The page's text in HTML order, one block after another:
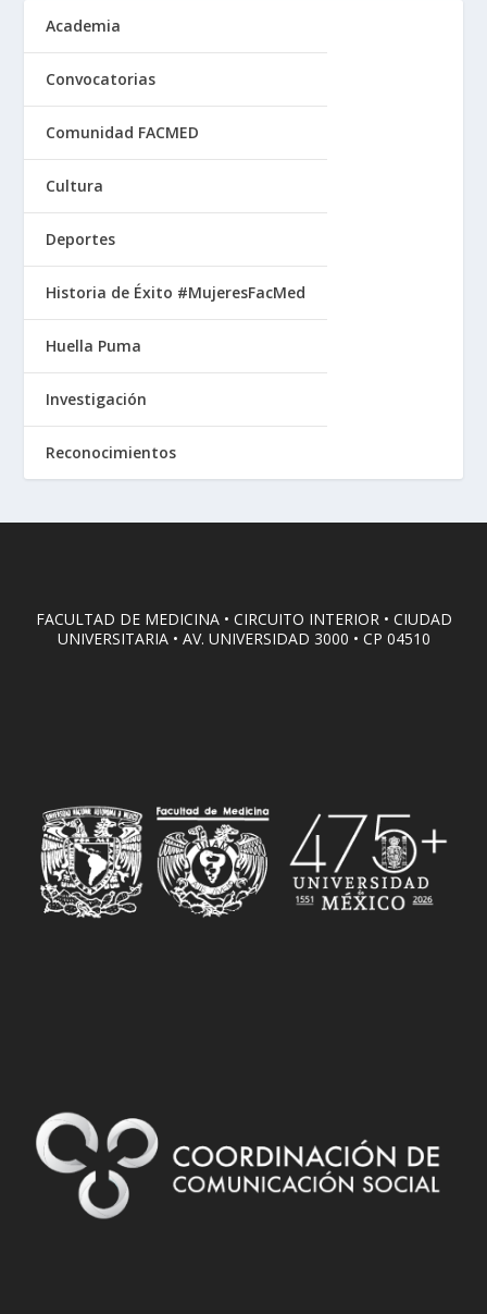
Academia
Convocatorias
Comunidad FACMED
Cultura
Deportes
Historia de Éxito #MujeresFacMed
Huella Puma
Investigación
Reconocimientos
FACULTAD DE MEDICINA • CIRCUITO INTERIOR • CIUDAD
UNIVERSITARIA • AV. UNIVERSIDAD 3000 • CP 04510